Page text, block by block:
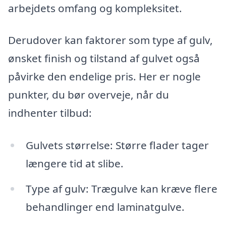
arbejdets omfang og kompleksitet.
Derudover kan faktorer som type af gulv,
ønsket finish og tilstand af gulvet også
påvirke den endelige pris. Her er nogle
punkter, du bør overveje, når du
indhenter tilbud:
Gulvets størrelse: Større flader tager
længere tid at slibe.
Type af gulv: Trægulve kan kræve flere
behandlinger end laminatgulve.